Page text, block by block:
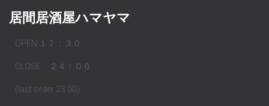
居間居酒屋ハマヤマ
OPEN １７：３０
CLOSE ２４：００
(last order 23:00)